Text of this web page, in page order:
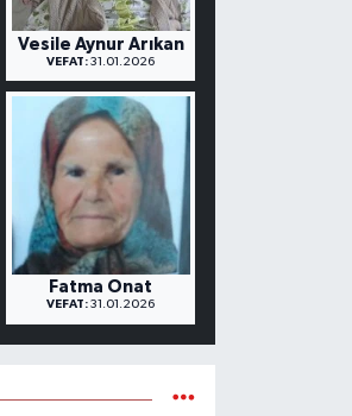
Vesile Aynur Arıkan
VEFAT: 31.01.2026
Fatma Onat
VEFAT: 31.01.2026